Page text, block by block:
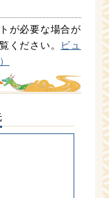
が必要な場合が
ください。
ビュ